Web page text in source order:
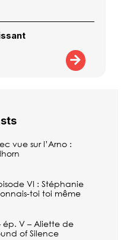
vue sur l’Arno :
VI : Stéphanie
toi toi même
ép. V – Aliette de
of Silence